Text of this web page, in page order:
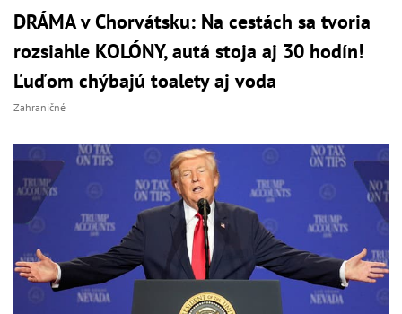
DRÁMA v Chorvátsku: Na cestách sa tvoria
rozsiahle KOLÓNY, autá stoja aj 30 hodín!
Ľuďom chýbajú toalety aj voda
Zahraničné